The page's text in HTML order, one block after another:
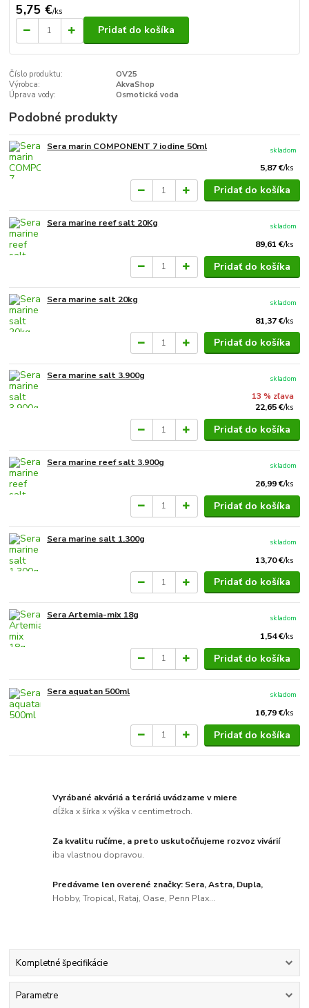
5,75 €/ks
Pridať do košíka
Číslo produktu:
OV25
Výrobca:
AkvaShop
Úprava vody:
Osmotická voda
Podobné produkty
Sera marin COMPONENT 7 iodine 50ml
5,87 €/ks
skladom
Pridať do košíka
Sera marine reef salt 20Kg
89,61 €/ks
skladom
Pridať do košíka
Sera marine salt 20kg
81,37 €/ks
skladom
Pridať do košíka
Sera marine salt 3.900g
13 % zľava
22,65 €/ks
skladom
Pridať do košíka
Sera marine reef salt 3.900g
26,99 €/ks
skladom
Pridať do košíka
Sera marine salt 1.300g
13,70 €/ks
skladom
Pridať do košíka
Sera Artemia-mix 18g
1,54 €/ks
skladom
Pridať do košíka
Sera aquatan 500ml
16,79 €/ks
skladom
Pridať do košíka
Vyrábané akváriá a teráriá uvádzame v miere
dĺžka x šírka x výška v centimetroch.
Za kvalitu ručíme, a preto uskutočňujeme rozvoz vivárií
iba vlastnou dopravou.
Predávame len overené značky: Sera, Astra, Dupla,
Hobby, Tropical, Rataj, Oase, Penn Plax...
Kompletné špecifikácie
Parametre